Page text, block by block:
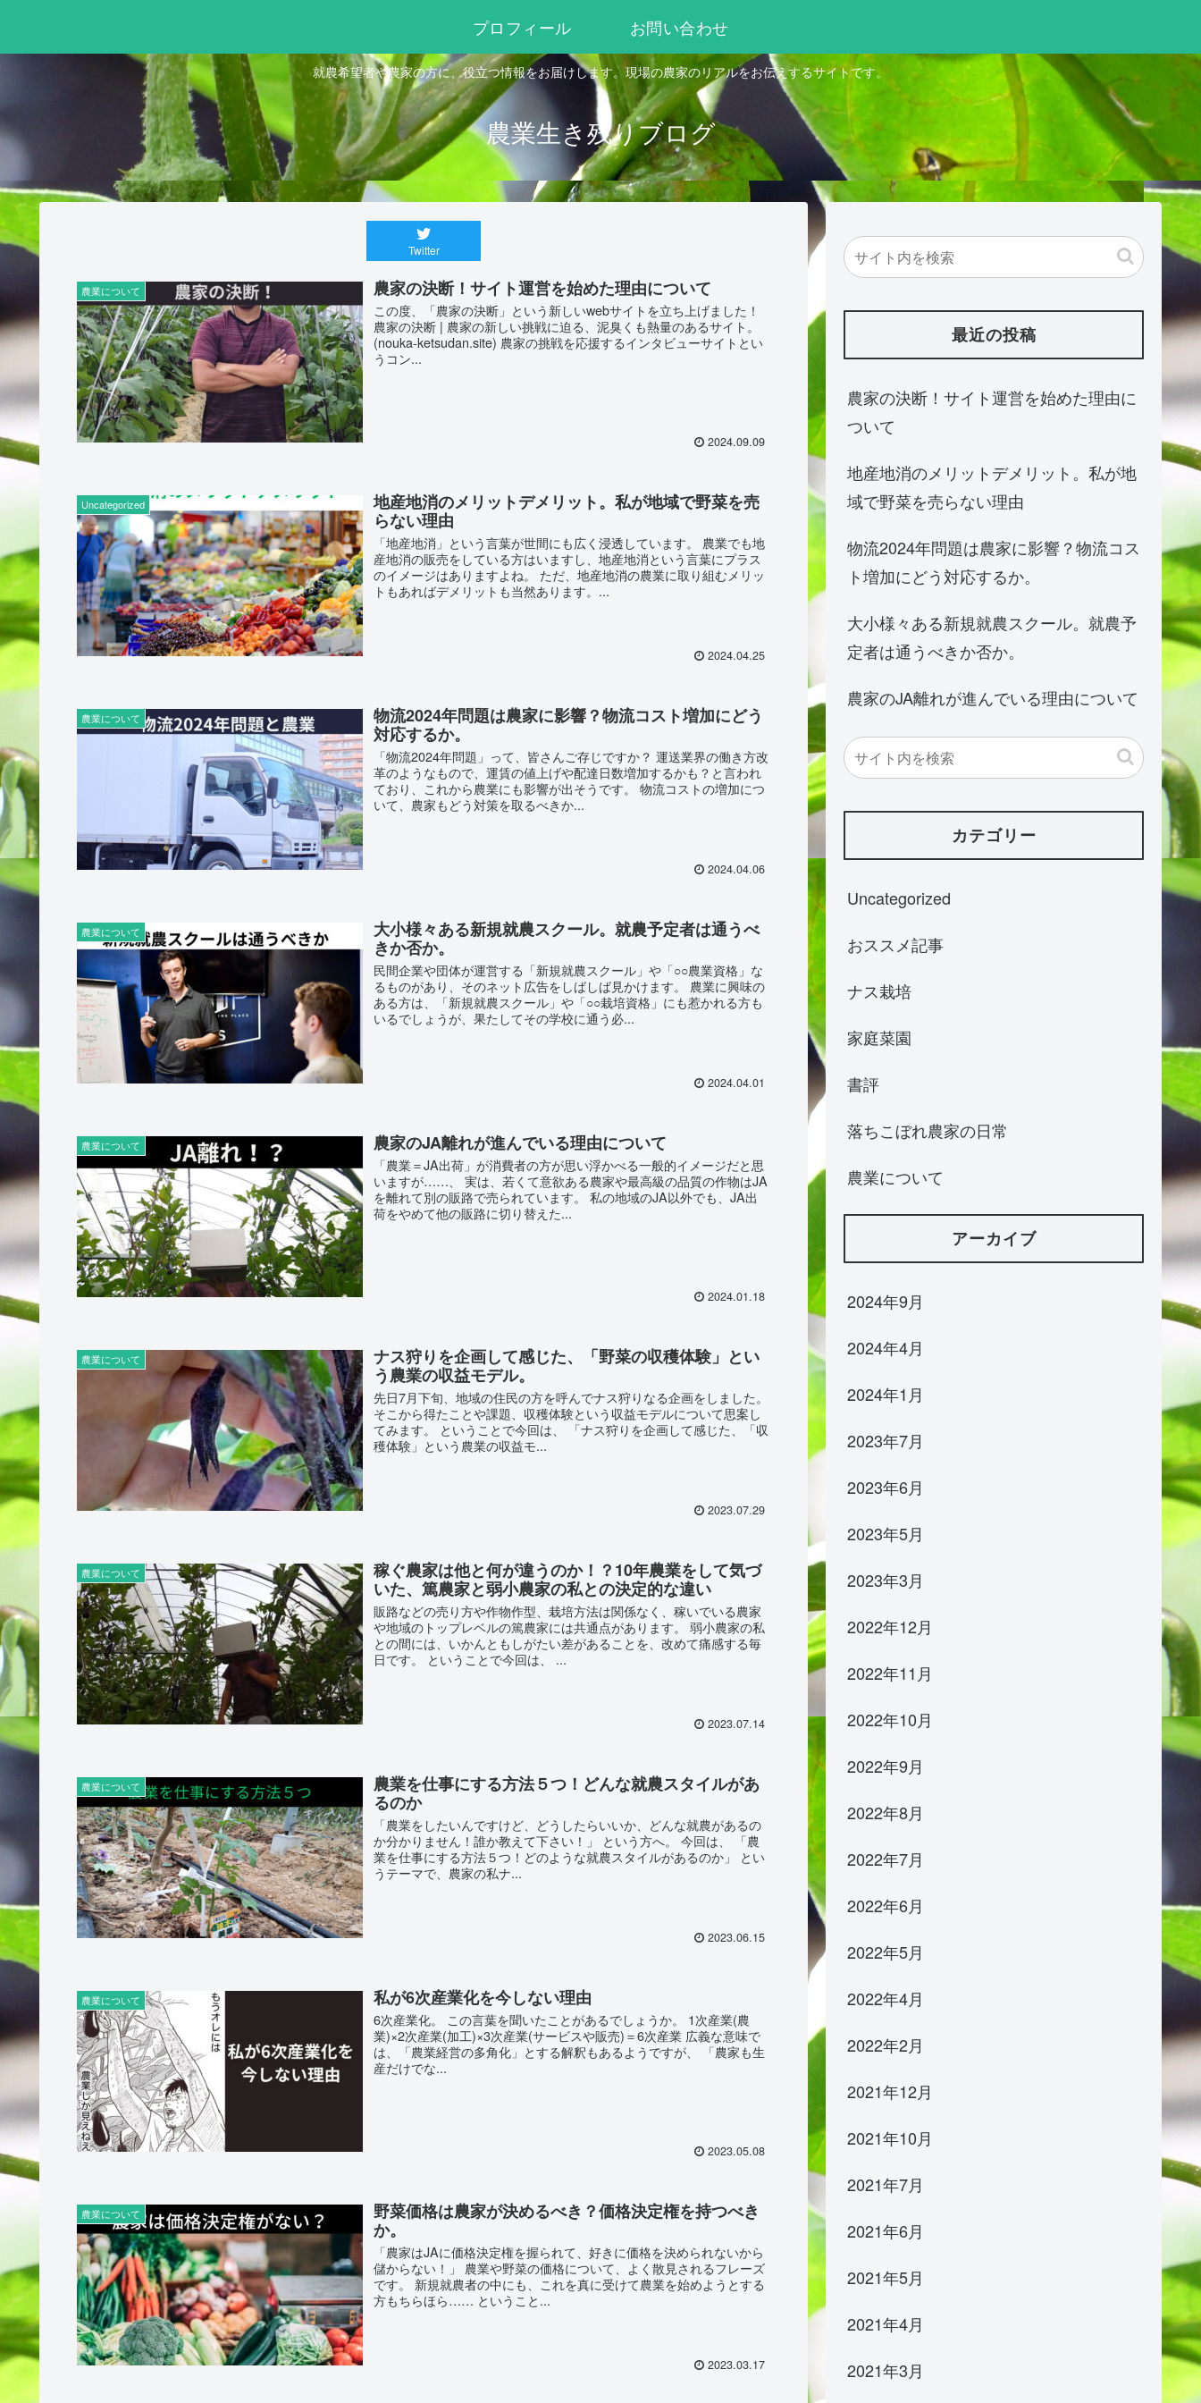
就農希望者や農家の方に、役立つ情報をお届けします。現場の農家のリアルをお伝えするサイトです。
農業生き残りブログ
プロフィール お問い合わせ
Twitter
農業について 農家の決断！サイト運営を始めた理由について
この度、「農家の決断」という新しいwebサイトを立ち上げました！
農家の決断 | 農家の新しい挑戦に迫る、泥臭くも熱量のあるサイト。
(nouka-ketsudan.site) 農家の挑戦を応援するインタビューサイトとい
うコン...
2024.09.09
Uncategorized
地産地消のメリットデメリット。私が地域で野菜を売
らない理由
「地産地消」という言葉が世間にも広く浸透しています。 農業でも地
産地消の販売をしている方はいますし、地産地消という言葉にプラス
のイメージはありますよね。 ただ、地産地消の農業に取り組むメリッ
トもあればデメリットも当然あります。...
2024.04.25
農業について
物流2024年問題は農家に影響？物流コスト増加にどう
対応するか。
「物流2024年問題」って、皆さんご存じですか？ 運送業界の働き方改
革のようなもので、運賃の値上げや配達日数増加するかも？と言われ
ており、これから農業にも影響が出そうです。 物流コストの増加につ
いて、農家もどう対策を取るべきか...
2024.04.06
農業について
大小様々ある新規就農スクール。就農予定者は通うべ
きか否か。
民間企業や団体が運営する「新規就農スクール」や「○○農業資格」な
るものがあり、そのネット広告をしばしば見かけます。 農業に興味の
ある方は、「新規就農スクール」や「○○栽培資格」にも惹かれる方も
いるでしょうが、果たしてその学校に通う必...
2024.04.01
農業について 農家のJA離れが進んでいる理由について
「農業＝JA出荷」が消費者の方が思い浮かべる一般的イメージだと思
いますが……、 実は、若くて意欲ある農家や最高級の品質の作物はJA
を離れて別の販路で売られています。 私の地域のJA以外でも、JA出
荷をやめて他の販路に切り替えた...
2024.01.18
農業について
ナス狩りを企画して感じた、「野菜の収穫体験」とい
う農業の収益モデル。
先日7月下旬、地域の住民の方を呼んでナス狩りなる企画をしました。
そこから得たことや課題、収穫体験という収益モデルについて思案し
てみます。 ということで今回は、 「ナス狩りを企画して感じた、「収
穫体験」という農業の収益モ...
2023.07.29
農業について
稼ぐ農家は他と何が違うのか！？10年農業をして気づ
いた、篤農家と弱小農家の私との決定的な違い
販路などの売り方や作物作型、栽培方法は関係なく、稼いでいる農家
や地域のトップレベルの篤農家には共通点があります。 弱小農家の私
との間には、いかんともしがたい差があることを、改めて痛感する毎
日です。 ということで今回は、 ...
2023.07.14
農業について
農業を仕事にする方法５つ！どんな就農スタイルがあ
るのか
「農業をしたいんですけど、どうしたらいいか、どんな就農があるの
か分かりません！誰か教えて下さい！」 という方へ。 今回は、 「農
業を仕事にする方法５つ！どのような就農スタイルがあるのか」 とい
うテーマで、農家の私ナ...
2023.06.15
農業について 私が6次産業化を今しない理由
6次産業化。 この言葉を聞いたことがあるでしょうか。 1次産業(農
業)×2次産業(加工)×3次産業(サービスや販売)＝6次産業 広義な意味で
は、「農業経営の多角化」とする解釈もあるようですが、 「農家も生
産だけでな...
2023.05.08
農業について
野菜価格は農家が決めるべき？価格決定権を持つべき
か。
「農家はJAに価格決定権を握られて、好きに価格を決められないから
儲からない！」 農業や野菜の価格について、よく散見されるフレーズ
です。 新規就農者の中にも、これを真に受けて農業を始めようとする
方もちらほら…… ということ...
2023.03.17
最近の投稿
農家の決断！サイト運営を始めた理由に
ついて
地産地消のメリットデメリット。私が地
域で野菜を売らない理由
物流2024年問題は農家に影響？物流コス
ト増加にどう対応するか。
大小様々ある新規就農スクール。就農予
定者は通うべきか否か。
農家のJA離れが進んでいる理由について
カテゴリー
Uncategorized
おススメ記事
ナス栽培
家庭菜園
書評
落ちこぼれ農家の日常
農業について
アーカイブ
2024年9月
2024年4月
2024年1月
2023年7月
2023年6月
2023年5月
2023年3月
2022年12月
2022年11月
2022年10月
2022年9月
2022年8月
2022年7月
2022年6月
2022年5月
2022年4月
2022年2月
2021年12月
2021年10月
2021年7月
2021年6月
2021年5月
2021年4月
2021年3月